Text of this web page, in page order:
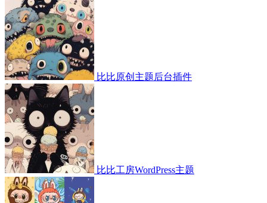
比比原创主题后台插件
比比工房WordPress主题